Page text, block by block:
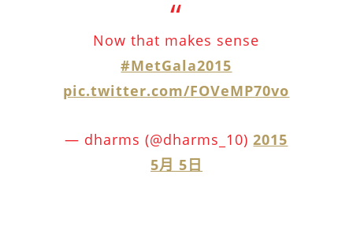
Now that makes sense
#MetGala2015
pic.twitter.com/FOVeMP70vo
— dharms (@dharms_10)2015
5月 5日